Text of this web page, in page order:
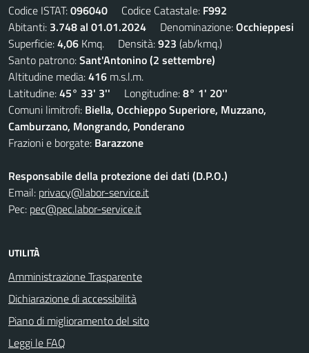
Codice ISTAT:096040 Codice Catastale: F992
Abitanti: 3.748 al 01.01.2024 Denominazione:Occhieppesi
Superficie:4,06 Kmq. Densità:923 (ab/kmq.)
Santo patrono:Sant'Antonino (2 settembre)
Altitudine media:416 m.s.l.m.
Latitudine:45° 33' 3'' Longitudine:8° 1' 20''
Comuni limitrofi: Biella, Occhieppo Superiore, Muzzano,
Camburzano, Mongrando, Ponderano
Frazioni e borgate: Barazzone
Responsabile della protezione dei dati (D.P.O.)
Email: privacy@labor-service.it
Pec: pec@pec.labor-service.it
UTILITÀ
Amministrazione Trasparente
Dichiarazione di accessibilità
Piano di miglioramento del sito
Leggi le FAQ